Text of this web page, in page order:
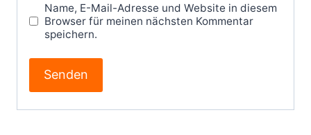
Name, E-Mail-Adresse und Website in diesem
Browser für meinen nächsten Kommentar
speichern.